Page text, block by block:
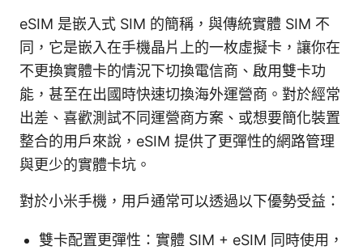
eSIM 是嵌入式 SIM 的簡稱，與傳統實體 SIM 不
同，它是嵌入在手機晶片上的一枚虛擬卡，讓你在
不更換實體卡的情況下切換電信商、啟用雙卡功
能，甚至在出國時快速切換海外運營商。對於經常
出差、喜歡測試不同運營商方案、或想要簡化裝置
整合的用戶來說，eSIM 提供了更彈性的網路管理
與更少的實體卡坑。
對於小米手機，用戶通常可以透過以下優勢受益：
雙卡配置更彈性：實體 SIM + eSIM 同時使用，